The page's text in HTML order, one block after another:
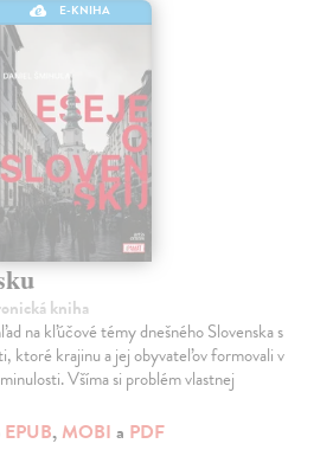
E-KNIHA
kniha
na kľúčové témy dnešného Slovenska s
ktoré krajinu a jej obyvateľov formovali v
Všíma si problém vlastnej
EPUB, MOBI a PDF